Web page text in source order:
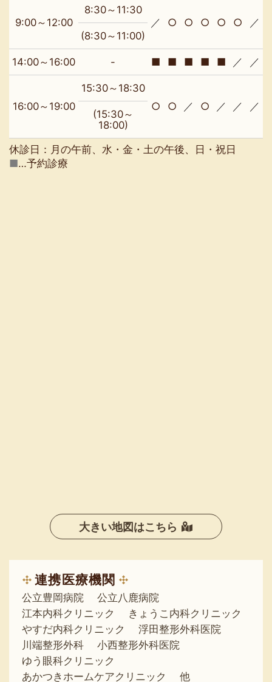
休診日：月の午前、水・金・土の午後、日・祝日
■…予約診療
9:00～12:00
8:30～11:30
／
○ ○ ○ ○ ○
／
(8:30～11:00)
14:00～16:00 - ■ ■ ■ ■ ■ ／ ／
16:00～19:00
15:30～18:30
○
○ ／ ○ ／ ／ ／
(15:30～
18:00)
大きい地図はこちら
連携医療機関
公立豊岡病院
公立八鹿病院
江本内科クリニック
きょうこ内科クリニック
やすだ内科クリニック
浮田整形外科医院
川端整形外科
小西整形外科医院
ゆう眼科クリニック
あかつきホームケアクリニック